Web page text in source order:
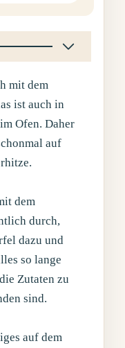
mit dem
ist auch in
Ofen. Daher
auf
dem
durch,
dazu und
so lange
Zutaten zu
sind.
auf dem